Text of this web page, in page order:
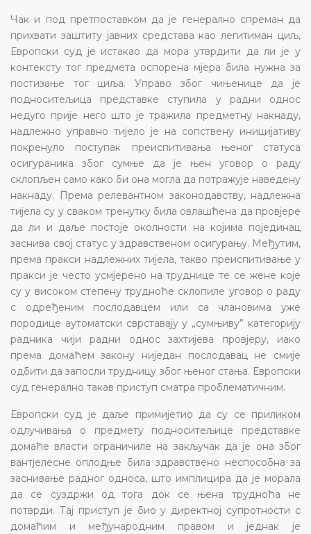
Чак и под претпоставком да је генерално спреман да
прихвати заштиту јавних средстава као легитиман циљ,
Европски суд је истакао да мора утврдити да ли је у
контексту тог предмета оспорена мјера била нужна за
постизање тог циља. Управо због чињенице да је
подноситељица представке ступила у радни однос
недуго прије него што је тражила предметну накнаду,
надлежно управно тијело је на сопствену иницијативу
покренуло поступак преиспитивања њеног статуса
осигураника због сумње да је њен уговор о раду
склопљен само како би она могла да потражује наведену
накнаду. Према релевантном законодавству, надлежна
тијела су у сваком тренутку била овлашћена да провјере
да ли и даље постоје околности на којима појединац
заснива свој статус у здравственом осигурању. Међутим,
према пракси надлежних тијела, такво преиспитивање у
пракси је често усмјерено на труднице те се жене које
су у високом степену трудноће склопиле уговор о раду
с одређеним послодавцем или са члановима уже
породице аутоматски сврставају у „сумњиву” категорију
радника чији радни однос захтијева провјеру, иако
према домаћем закону ниједан послодавац не смије
одбити да запосли трудницу због њеног стања. Европски
суд генерално такав приступ сматра проблематичним.
Европски суд је даље примијетио да су се приликом
одлучивања о предмету подноситељице представке
домаће власти ограничиле на закључак да је она због
вантјелесне оплодње била здравствено неспособна за
заснивање радног односа, што имплицира да је морала
да се суздржи од тога док се њена трудноћа не
потврди. Тај приступ је био у директној супротности с
домаћим и међународним правом и једнак је